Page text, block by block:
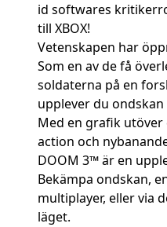
id softwares
till XBOX!
Vetenskapen har
Som en av de få
soldaterna på en
upplever du
Med en grafik
action och
DOOM 3™ är en
Bekämpa ondskan,
multiplayer, eller via
läget.